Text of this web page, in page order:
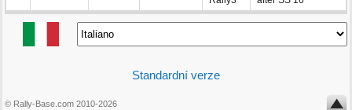
Standardní verze
© Rally-Base.com 2010-2026